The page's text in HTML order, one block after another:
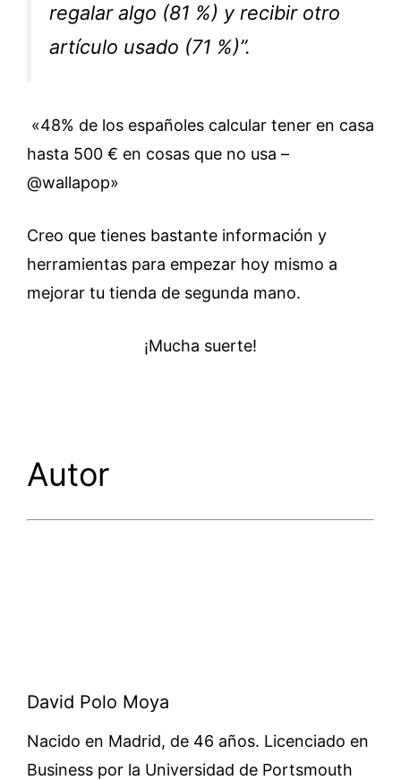
regalar algo (81 %) y recibir otro
artículo usado (71 %)”.
«48% de los españoles calcular tener en casa
hasta 500 € en cosas que no usa –
@wallapop»
Creo que tienes bastante información y
herramientas para empezar hoy mismo a
mejorar tu tienda de segunda mano.
¡Mucha suerte!
Autor
David Polo Moya
Nacido en Madrid, de 46 años. Licenciado en
Business por la Universidad de Portsmouth